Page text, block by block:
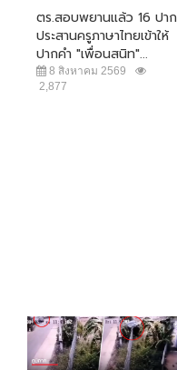
ตร.สอบพยานแล้ว 16 ปาก
ประสานครูภาษาไทยเข้าให้
ปากคำ "เพื่อนสนิท"...
8 สิงหาคม 2569
2,877